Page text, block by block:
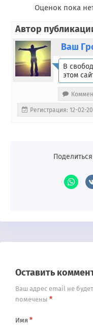
Оценок пока
Автор
Ваш
В
этом
Регистрация: 12-02-
Оставить
Ваш адрес email не
помечены *
Имя *